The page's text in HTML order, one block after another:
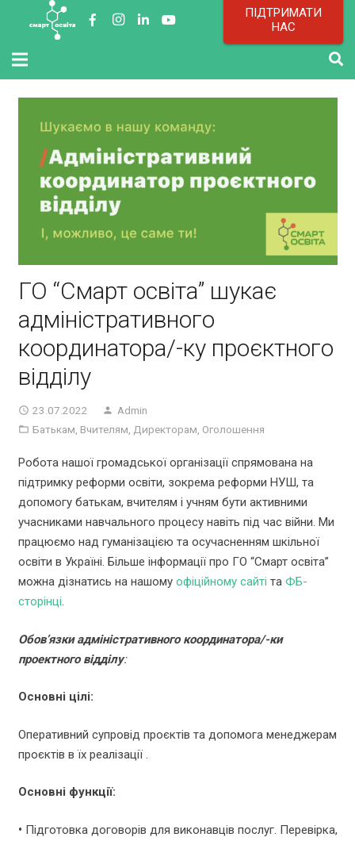
ПІДТРИМАТИ
НАС
ГО “Смарт освіта” шукає
адміністративного
координатора/-ку проєктного
відділу
23.07.2022
Admin
Батькам Вчителям Директорам Оголошення
Робота нашої громадської організації спрямована на
підтримку реформи освіти, зокрема реформи НУШ, та
допомогу батькам, вчителям і учням бути активними
учасниками навчального процесу навіть під час війни. Ми
працюємо над гуманізацією та осучасненням шкільної
освіти в Україні. Більше інформації про ГО “Смарт освіта”
можна дізнатись на нашому офіційному сайті та ФБ-
сторінці.
Обов’язки адміністративного координатора/-ки
проектного відділу:
Основні цілі:
Оперативний супровід проєктів та допомога менеджерам
проєктів в їх реалізації .
Основні функції:
• Підготовка договорів для виконавців послуг. Перевірка,